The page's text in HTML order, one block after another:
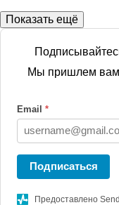
Показать ещё
Мы пришлем вам
Email *
Подписаться
Предоставлено